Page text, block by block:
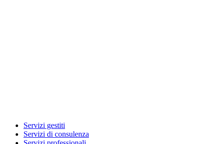
Servizi gestiti
Servizi di consulenza